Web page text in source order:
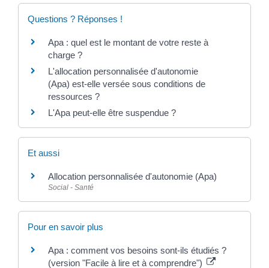
Questions ? Réponses !
Apa : quel est le montant de votre reste à
charge ?
L'allocation personnalisée d'autonomie
(Apa) est-elle versée sous conditions de
ressources ?
L'Apa peut-elle être suspendue ?
Et aussi
Allocation personnalisée d'autonomie (Apa)
Social - Santé
Pour en savoir plus
Apa : comment vos besoins sont-ils étudiés ?
(version "Facile à lire et à comprendre")